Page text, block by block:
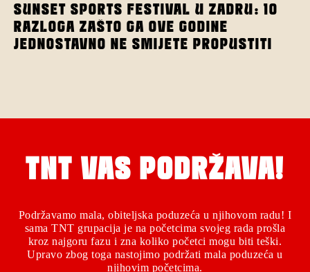
SUNSET SPORTS FESTIVAL U ZADRU: 10
RAZLOGA ZAŠTO GA OVE GODINE
JEDNOSTAVNO NE SMIJETE PROPUSTITI
TNT VAS PODRŽAVA!
Podržavamo mala, obiteljska poduzeća u njihovom radu! I
sama TNT grupacija je na početcima svojeg rada prošla
kroz najgoru fazu i zna koliko početci mogu biti teški.
Upravo zbog toga nastojimo podržati mala poduzeća u
njihovim početcima.